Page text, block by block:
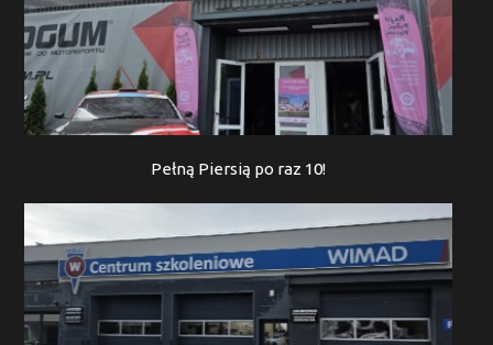
Pełną Piersią po raz 10!